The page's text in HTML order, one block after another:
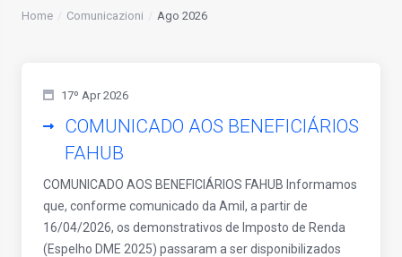
Home Comunicazioni Ago 2026
17º Apr 2026
COMUNICADO AOS BENEFICIÁRIOS
FAHUB
COMUNICADO AOS BENEFICIÁRIOS FAHUB Informamos
que, conforme comunicado da Amil, a partir de
16/04/2026, os demonstrativos de Imposto de Renda
(Espelho DME 2025) passaram a ser disponibilizados